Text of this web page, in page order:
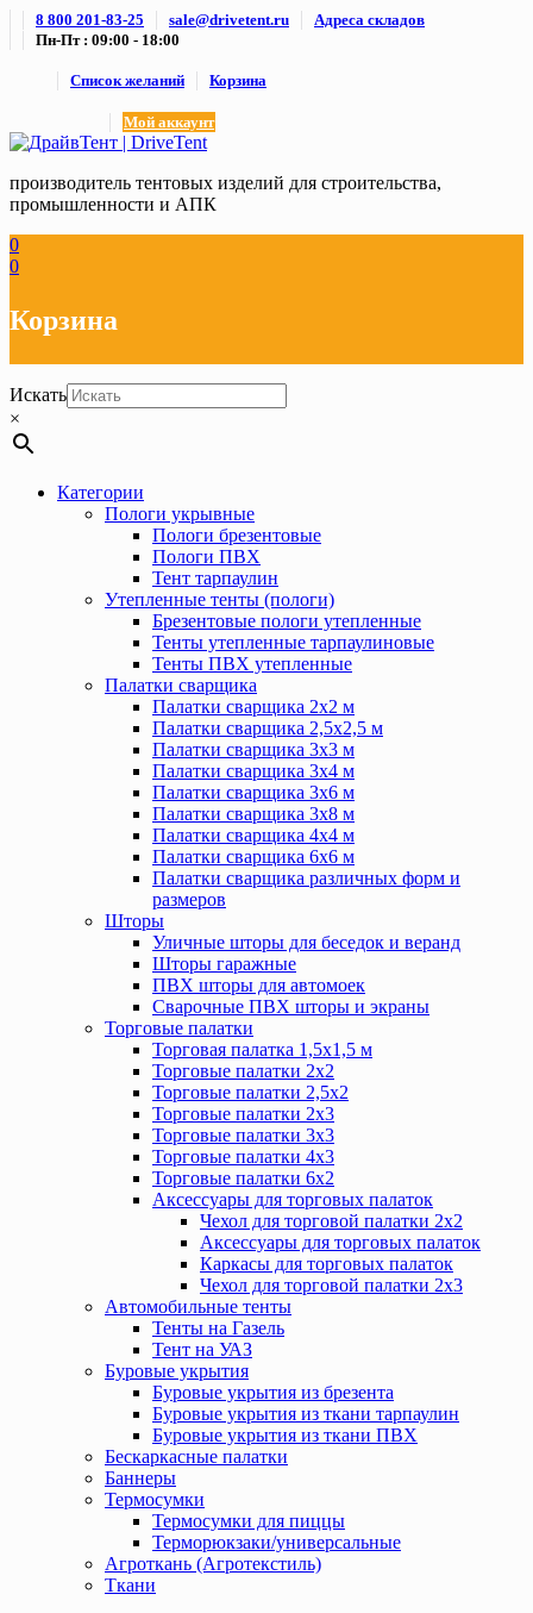
Skip8 800 201-83-25 sale@drivetent.ru
Адреса складов
Пн-Пт : 09:00 - 18:00
Список желаний Корзина
Мой аккаунт
производитель тентовых изделий для строительства,
промышленности и АПК
0
0
Корзина
Искать
×
Категории
Пологи укрывные
Пологи брезентовые
Пологи ПВХ
Тент тарпаулин
Утепленные тенты (пологи)
Брезентовые пологи утепленные
Тенты утепленные тарпаулиновые
Тенты ПВХ утепленные
Палатки сварщика
Палатки сварщика 2х2 м
Палатки сварщика 2,5х2,5 м
Палатки сварщика 3х3 м
Палатки сварщика 3х4 м
Палатки сварщика 3х6 м
Палатки сварщика 3х8 м
Палатки сварщика 4х4 м
Палатки сварщика 6х6 м
Палатки сварщика различных форм и
размеров
Шторы
Уличные шторы для беседок и веранд
Шторы гаражные
ПВХ шторы для автомоек
Сварочные ПВХ шторы и экраны
Торговые палатки
Торговая палатка 1,5х1,5 м
Торговые палатки 2х2
Торговые палатки 2,5х2
Торговые палатки 2х3
Торговые палатки 3х3
Торговые палатки 4х3
Торговые палатки 6х2
Аксессуары для торговых палаток
Чехол для торговой палатки 2х2
Аксессуары для торговых палаток
Каркасы для торговых палаток
Чехол для торговой палатки 2х3
Автомобильные тенты
Тенты на Газель
Тент на УАЗ
Буровые укрытия
Буровые укрытия из брезента
Буровые укрытия из ткани тарпаулин
Буровые укрытия из ткани ПВХ
Бескаркасные палатки
Баннеры
Термосумки
Термосумки для пиццы
Терморюкзаки/универсальные
Агроткань (Агротекстиль)
Ткани